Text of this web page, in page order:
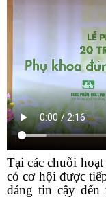
Tại các chuỗi
có cơ hội được
đáng tin cậy đến